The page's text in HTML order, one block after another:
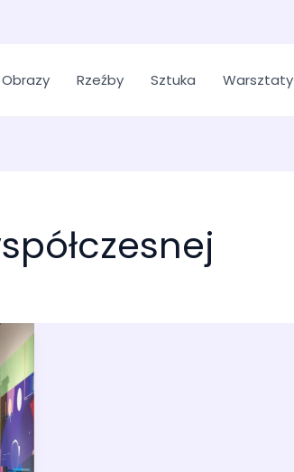
Obrazy Rzeźby Sztuka Warsztaty